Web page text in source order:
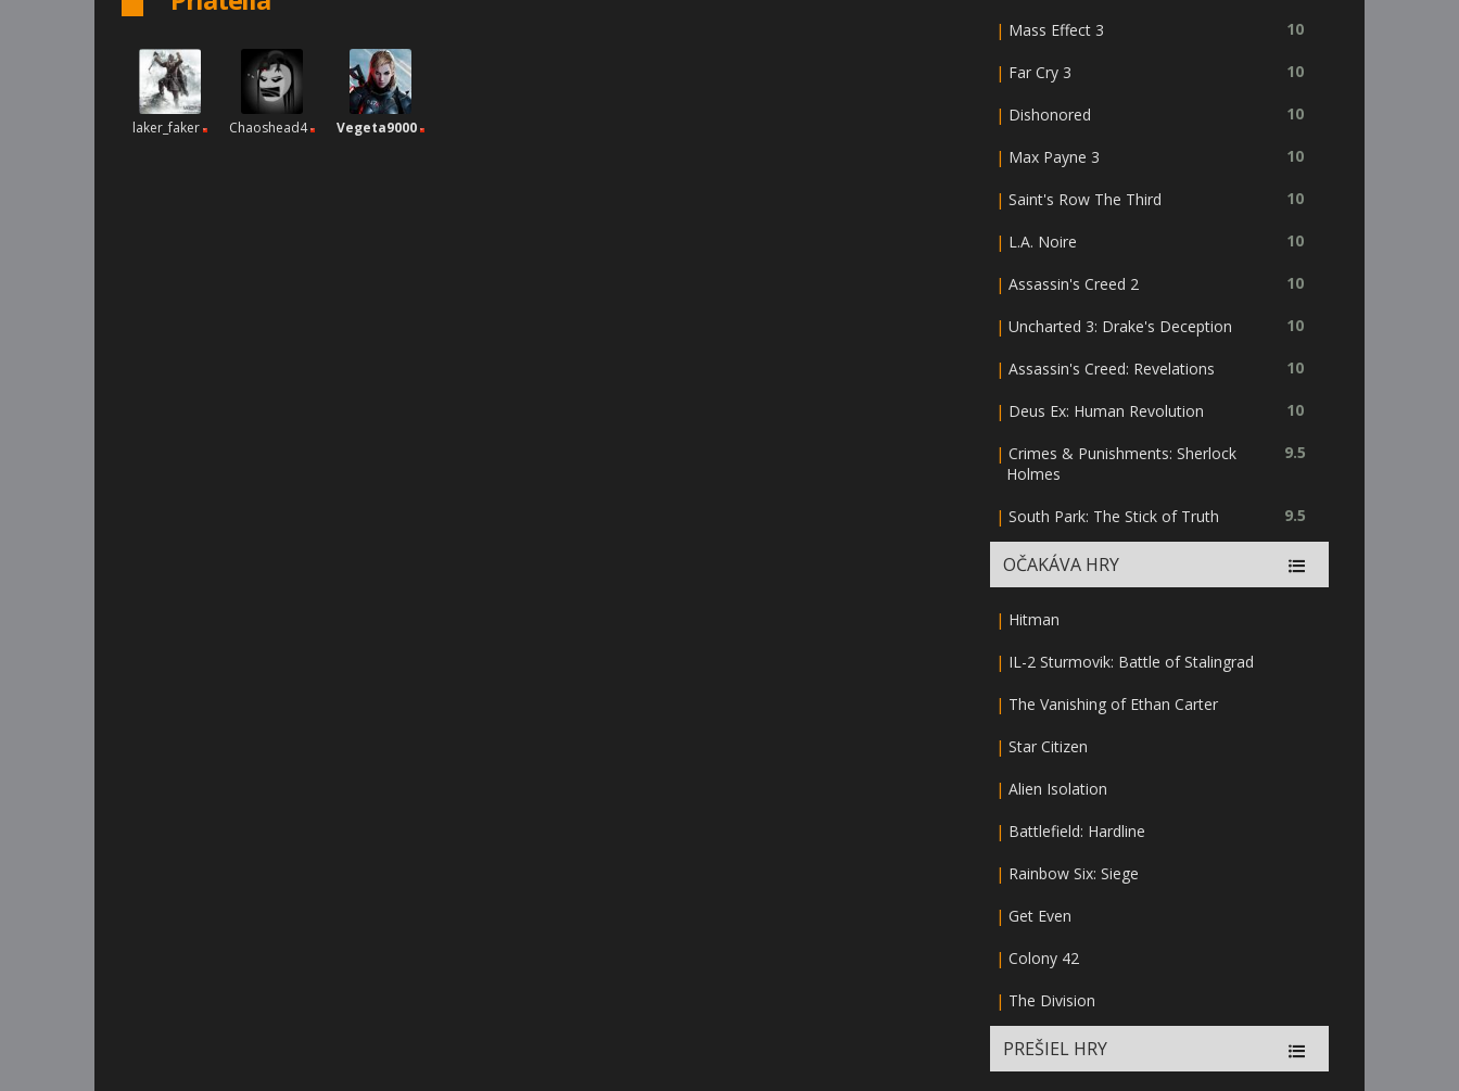
laker_faker Chaoshead4 Vegeta9000
10
| Mass Effect 3
10
| Far Cry 3
10
| Dishonored
10
| Max Payne 3
10
| Saint's Row The Third
10
| L.A. Noire
10
| Assassin's Creed 2
10
| Uncharted 3: Drake's Deception
10
| Assassin's Creed: Revelations
10
| Deus Ex: Human Revolution
9.5
| Crimes & Punishments: Sherlock
Holmes
9.5
| South Park: The Stick of Truth
OČAKÁVA HRY
| Hitman
| IL-2 Sturmovik: Battle of Stalingrad
| The Vanishing of Ethan Carter
| Star Citizen
| Alien Isolation
| Battlefield: Hardline
| Rainbow Six: Siege
| Get Even
| Colony 42
| The Division
PREŠIEL HRY